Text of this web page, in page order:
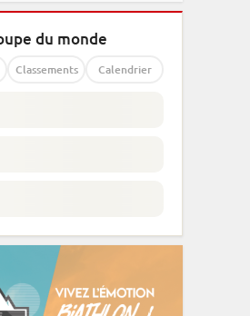
du monde
Classements Calendrier